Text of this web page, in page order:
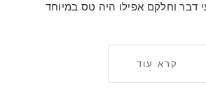
דבר וחלקם אפילו היה טס במיוחד
קרא עוד